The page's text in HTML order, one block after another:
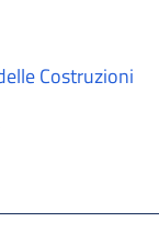
Costruzioni